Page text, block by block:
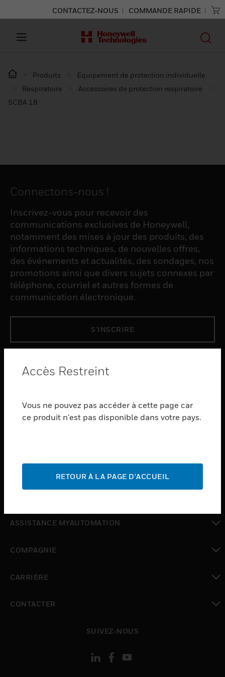
CONTACTEZ-NOUS COMMANDE RAPIDE
Produits
Équipement de protection individuelle
Respiratoire
Accessoires de protection respiratoire
SCBA 18
Connectons-nous !
Inscrivez-vous pour recevoir des
communications exclusives de Honeywell,
notamment des mises à jour des produits, des
informations techniques, de nouvelles offres,
des événements et actualités, des sondages, nos
promotions ainsi que divers sujets connexes par
téléphone, courriel et autres formes de
communication électronique.
S'INSCRIRE
toggle view
SERVICES
toggle view
toggle view
toggle view
ASSISTANCE MYAUTOMATION
COMPAGNIE
CARRIÈRE
CONTACTER
SUIVEZ-NOUS
Accès Restreint
Vous ne pouvez pas accéder à cette page car
ce produit n'est pas disponible dans votre pays.
RETOUR À LA PAGE D'ACCUEIL